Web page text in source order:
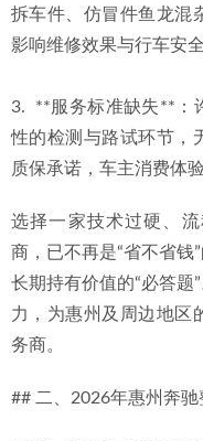
拆车件、仿冒件鱼龙混
影响维修效果与行车安全
3.  **服务标准缺失**：
性的检测与路试环节，
质保承诺，车主消费体验
选择一家技术过硬、
商，已不再是“省不省钱
长期持有价值的“必答题
力，为惠州及周边地区
务商。
## 二、2026年惠州奔